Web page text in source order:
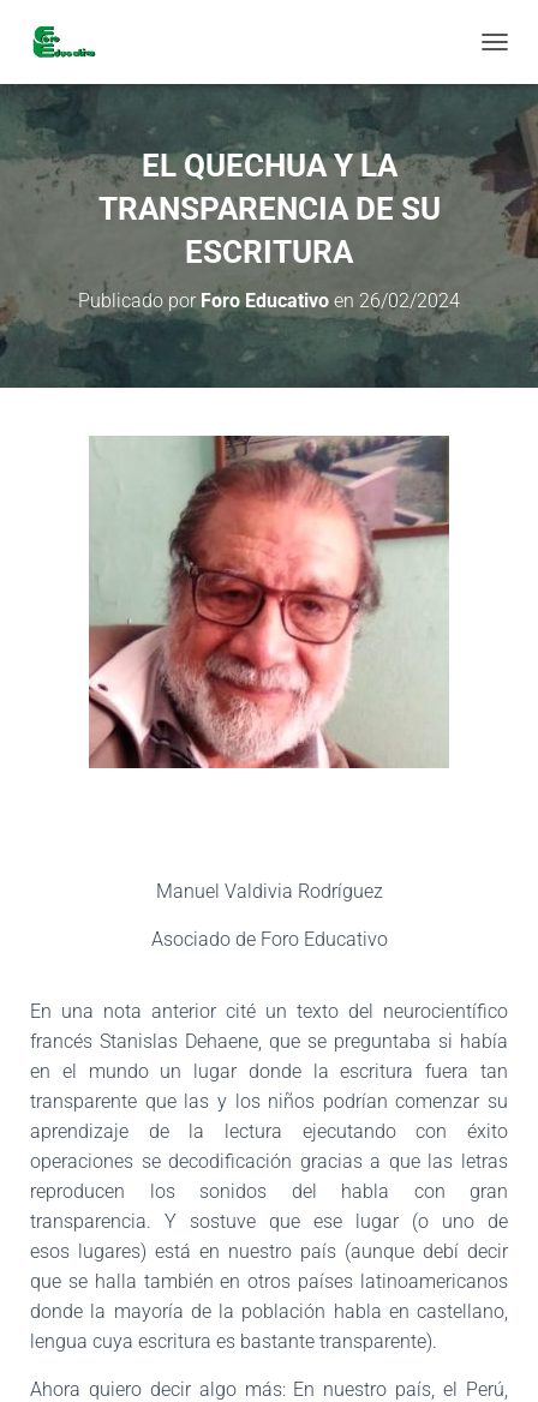
A
I
R
M
D
E
EL QUECHUA Y LA
TRANSPARENCIA DE SU
ESCRITURA
Publicado por Foro Educativo en 26/02/2024
Manuel Valdivia Rodríguez
Asociado de Foro Educativo
En una nota anterior cité un texto del neurocientífico
francés Stanislas Dehaene, que se preguntaba si había
en el mundo un lugar donde la escritura fuera tan
transparente que las y los niños podrían comenzar su
aprendizaje de la lectura ejecutando con éxito
operaciones se decodificación gracias a que las letras
reproducen los sonidos del habla con gran
transparencia. Y sostuve que ese lugar (o uno de
esos lugares) está en nuestro país (aunque debí decir
que se halla también en otros países latinoamericanos
donde la mayoría de la población habla en castellano,
lengua cuya escritura es bastante transparente).
Ahora quiero decir algo más: En nuestro país, el Perú,